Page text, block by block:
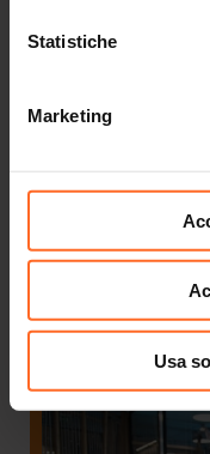
Statistiche
Marketing
Usa
Twenty GiftCard